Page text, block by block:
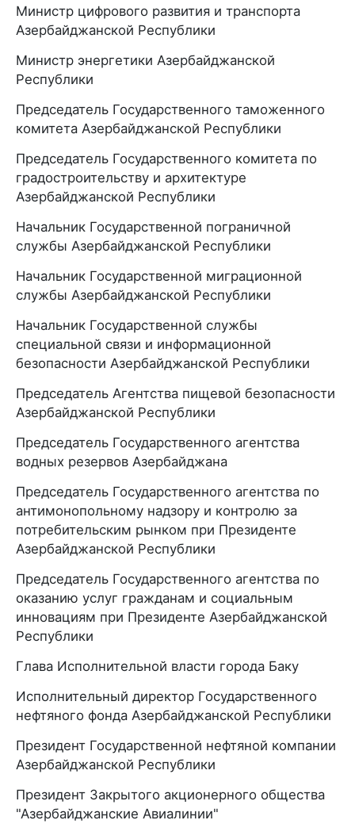
Министр цифрового развития и транспорта
Азербайджанской Республики
Министр энергетики Азербайджанской
Республики
Председатель Государственного таможенного
комитета Азербайджанской Республики
Председатель Государственного комитета по
градостроительству и архитектуре
Азербайджанской Республики
Начальник Государственной пограничной
службы Азербайджанской Республики
Начальник Государственной миграционной
службы Азербайджанской Республики
Начальник Государственной службы
специальной связи и информационной
безопасности Азербайджанской Республики
Председатель Агентства пищевой безопасности
Азербайджанской Республики
Председатель Государственного агентства
водных резервов Азербайджана
Председатель Государственного агентства по
антимонопольному надзору и контролю за
потребительским рынком при Президенте
Азербайджанской Республики
Председатель Государственного агентства по
оказанию услуг гражданам и социальным
инновациям при Президенте Азербайджанской
Республики
Глава Исполнительной власти города Баку
Исполнительный директор Государственного
нефтяного фонда Азербайджанской Республики
Президент Государственной нефтяной компании
Азербайджанской Республики
Президент Закрытого акционерного общества
"Азербайджанские Авиалинии"